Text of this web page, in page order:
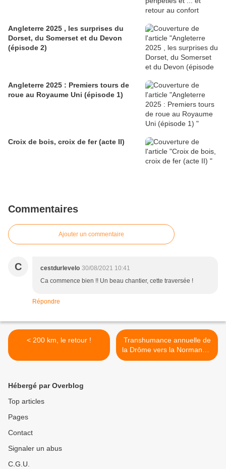
Angleterre 2025 , les surprises du
Dorset, du Somerset et du Devon
(épisode 2)
Angleterre 2025 : Premiers tours de
roue au Royaume Uni (épisode 1)
Croix de bois, croix de fer (acte II)
Commentaires
Ajouter un commentaire
C cestdurlevelo 30/08/2021 10:41
Ca commence bien !! Un beau chantier, cette traversée !
Répondre
< 200 km, le retour !
Transhumance annuelle de
la Drôme vers la Normandie
(2/4) >
Hébergé par Overblog
Top articles
Pages
Contact
Signaler un abus
C.G.U.